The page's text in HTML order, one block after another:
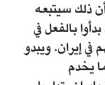
ذلك سيتبعه
بالفعل في
إيران. ويبدو
يخدم